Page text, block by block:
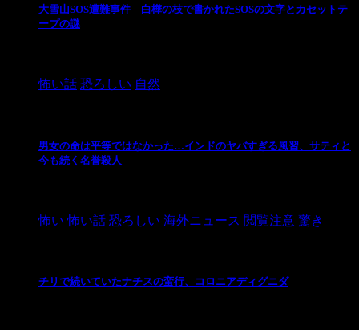
大雪山SOS遭難事件 白樺の枝で書かれたSOSの文字とカセットテ
ープの謎
怖い話 恐ろしい 自然
男女の命は平等ではなかった…インドのヤバすぎる風習、サティと
今も続く名誉殺人
怖い 怖い話 恐ろしい 海外ニュース 閲覧注意 驚き
チリで続いていたナチスの蛮行、コロニアディグニダ